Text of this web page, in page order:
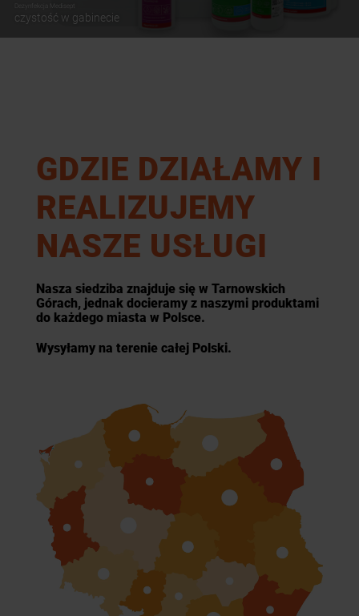
Dezynfekcja Medisept
czystość w gabinecie
GDZIE DZIAŁAMY I
REALIZUJEMY
NASZE USŁUGI
Nasza siedziba znajduje się w Tarnowskich
Górach, jednak docieramy z naszymi produktami
do każdego miasta w Polsce.
Wysyłamy na terenie całej Polski.